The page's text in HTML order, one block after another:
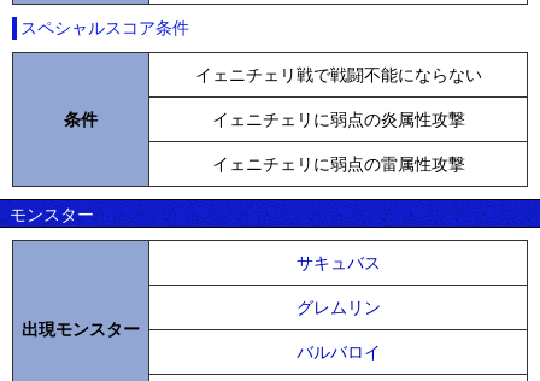
スペシャルスコア条件
条件
イェニチェリ戦で戦闘不能にならない
イェニチェリに弱点の炎属性攻撃
イェニチェリに弱点の雷属性攻撃
モンスター
出現モンスター
サキュバス
グレムリン
バルバロイ